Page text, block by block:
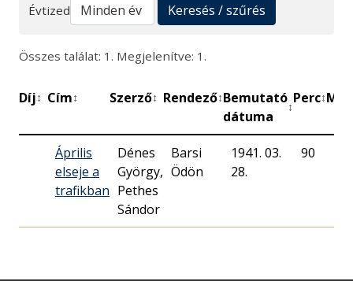
Évtized
Keresés / szűrés
Összes találat: 1. Megjelenítve: 1.
Díj↕ Cím↕ Szerző↕ Rendező↕Bemutató
dátuma
↕
Perc↕
Április
elseje a
trafikban
Dénes
György,
Pethes
Sándor
Barsi
Ödön
1941. 03.
28.
90